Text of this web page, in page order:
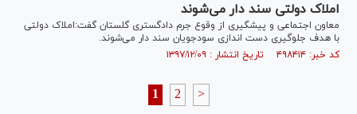
املاک دولتی سند دار می‌شوند
معاون اجتماعی و پیشگیری از وقوع جرم دادگستری گلستان گفت:املاک دولتی
با هدف جلوگیری دست اندازی سودجویان سند دار می‌شوند.
کد خبر: ۴۹۸۴۱۴ تاریخ انتشار : ۱۳۹۷/۱۲/۰۹
1 2 >